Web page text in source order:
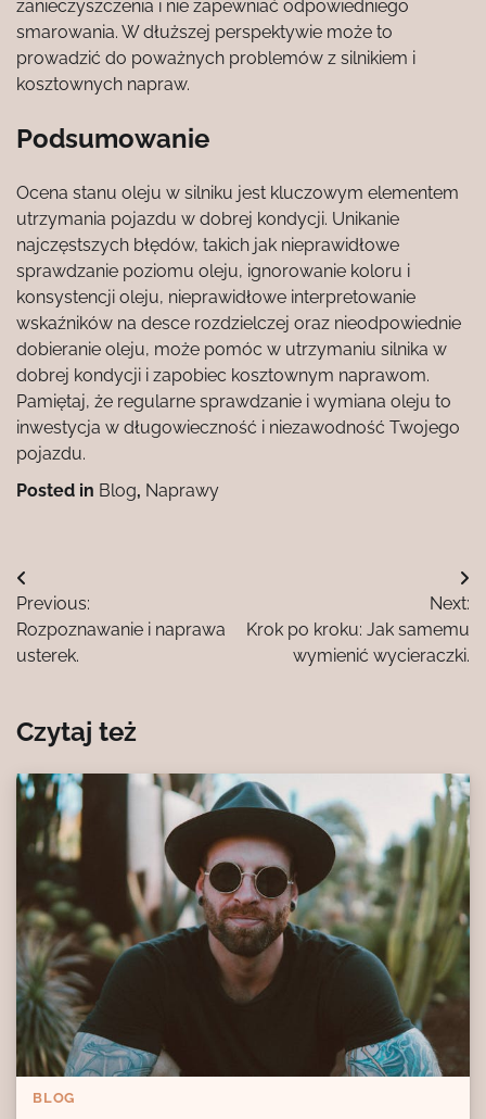
zanieczyszczenia i nie zapewniać odpowiedniego
smarowania. W dłuższej perspektywie może to
prowadzić do poważnych problemów z silnikiem i
kosztownych napraw.
Podsumowanie
Ocena stanu oleju w silniku jest kluczowym elementem
utrzymania pojazdu w dobrej kondycji. Unikanie
najczęstszych błędów, takich jak nieprawidłowe
sprawdzanie poziomu oleju, ignorowanie koloru i
konsystencji oleju, nieprawidłowe interpretowanie
wskaźników na desce rozdzielczej oraz nieodpowiednie
dobieranie oleju, może pomóc w utrzymaniu silnika w
dobrej kondycji i zapobiec kosztownym naprawom.
Pamiętaj, że regularne sprawdzanie i wymiana oleju to
inwestycja w długowieczność i niezawodność Twojego
pojazdu.
Posted in Blog, Naprawy
Nawigacja
wpisu
Previous:
Rozpoznawanie i naprawa
usterek.
Next:
Krok po kroku: Jak samemu
wymienić wycieraczki.
Czytaj też
BLOG